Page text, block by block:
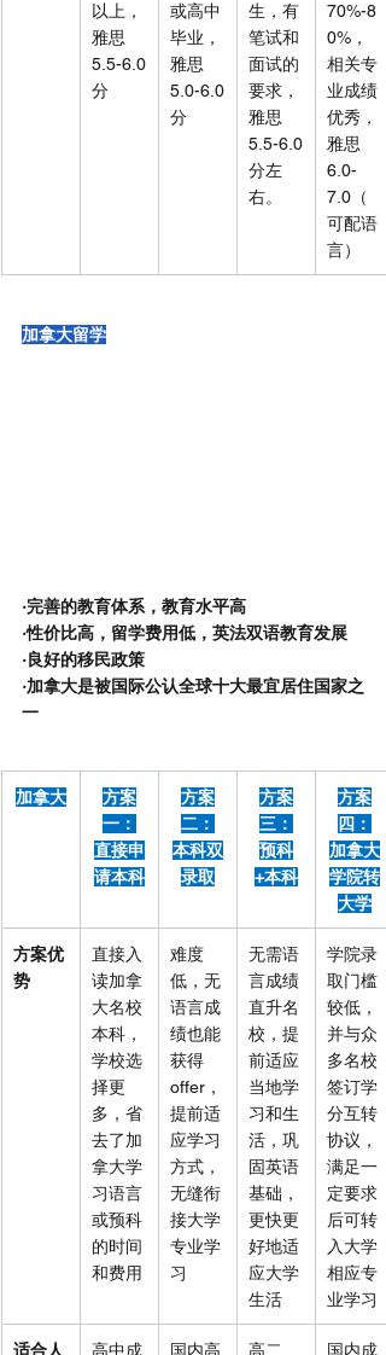
以上，
雅思
5.5-6.0
分
或高中
毕业，
雅思
5.0-6.0
分
生，有
笔试和
面试的
要求，
雅思
5.5-6.0
分左
右。
70%-8
0%，
相关专
业成绩
优秀，
雅思
6.0-
7.0（
可配语
言）
加拿大留学
·完善的教育体系，教育水平高
·性价比高，留学费用低，英法双语教育发展
·良好的移民政策
·加拿大是被国际公认全球十大最宜居住国家之
一
加拿大
方案
一：
直接申
请本科
方案
二：
本科双
录取
方案
三：
预科
+本科
方案
四：
加拿大
学院转
大学
方案优
势
直接入
读加拿
大名校
本科，
学校选
择更
多，省
去了加
拿大学
习语言
或预科
的时间
和费用
难度
低，无
语言成
绩也能
获得
offer，
提前适
应学习
方式，
无缝衔
接大学
专业学
习
无需语
言成绩
直升名
校，提
前适应
当地学
习和生
活，巩
固英语
基础，
更快更
好地适
应大学
生活
学院录
取门槛
较低，
并与众
多名校
签订学
分互转
协议，
满足一
定要求
后可转
入大学
相应专
业学习
适合人 高中成 国内高 高二、 国内成